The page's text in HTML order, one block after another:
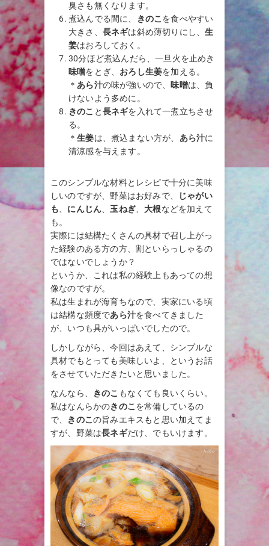
臭さも無くなります。
煮込んでる間に、
きのこを食べやすい
大きさ、 長ネギは斜め薄切りにし、生
姜はおろしておく。
30分ほど煮込んだら、一旦火を止めき
味噌をとぎ、 おろし生姜を加える。
＊あら汁の味が強いので、味噌は、負
けないよう多めに。
きのこ と長ネギを入れて一煮立ちさせ
る。
＊生姜は、煮込まない方が、 あら汁に
清涼感を与えます。
このシンプルな材料とレシピで十分に美味
しいのですが、野菜はお好みで、
じゃがい
も、 にんじん、玉ねぎ、 大根などを加えて
も。
実際には結構たくさんの具材で召し上がっ
た経験のある方の方、割といらっしゃるの
ではないでしょうか？
というか、これは私の経験上もあっての想
像なのですが。
私は生まれが海育ちなので、実家にいる頃
は結構な頻度であら汁を食べてきました
が、いつも具がいっぱいでしたので。
しかしながら、今回はあえて、シンプルな
具材でもとっても美味しいよ、というお話
をさせていただきたいと思いました。
なんなら、
きのこ もなくても良いくらい。
私はなんらかのきのこを常備しているの
で、 きのこの旨みエキスもと思い加えてま
すが、野菜は長ネギだけ、でもいけます。